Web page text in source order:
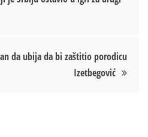
da ubija da bi zaštitio porodicu
Izetbegović